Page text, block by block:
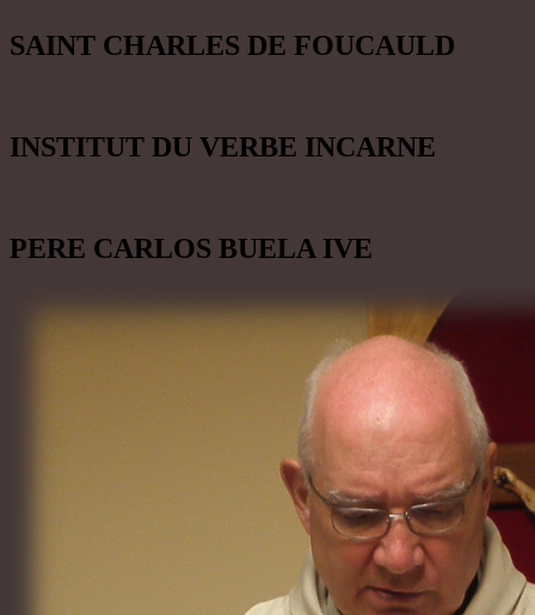
SAINT CHARLES DE FOUCAULD
INSTITUT DU VERBE INCARNE
PERE CARLOS BUELA IVE